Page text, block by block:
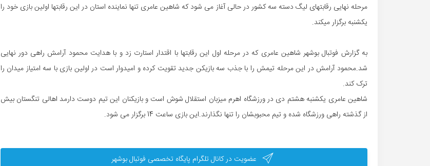
مرحله نهایی رقابتهای لیگ دسته سه کشور در حالی آغاز می شود که شاهین عامری تنها نماینده استان در این رقابتها اولین بازی خود را
یکشنبه برگزار میکند.
به گزارش فوتبال بوشهر شاهین عامری که در مرحله اول این رقابتها با اقتدار استارت زد و با هدایت محمود آرامش راهی دور نهایی
شد.محمود آرامش در این مرحله تیمش را با جذب سه بازیکن جدید تقویت کرده و امیدوار است در اولین بازی با سه امتیاز میدان را
ترک کند.
شاهین عامری یکشنبه هشتم دی در ورزشگاه اهرم میزبان استقلال شوش است و بازیکنان این تیم دوست دارمد اهالی تنگستان بیش
از گذشته راهی ورزشگاه شده و تیم محبوبشان را تنها نگذارند.این بازی ساعت 14 برگزار می شود.
عضویت در کانال تلگرام پایگاه تخصصی فوتبال بوشهر